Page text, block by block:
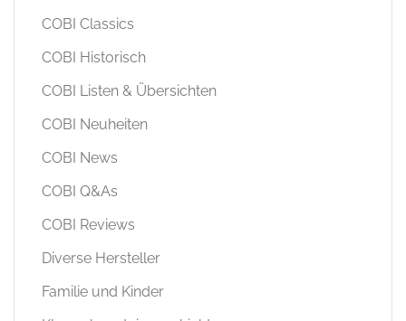
COBI Classics
COBI Historisch
COBI Listen & Übersichten
COBI Neuheiten
COBI News
COBI Q&As
COBI Reviews
Diverse Hersteller
Familie und Kinder